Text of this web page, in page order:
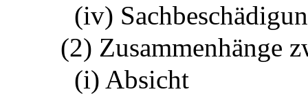
(iv)
(2) Zusammenhänge
(i) Absicht